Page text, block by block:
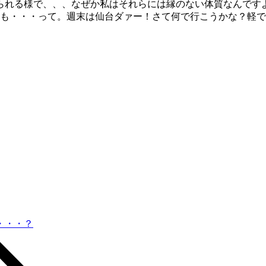
る様で、、、なぜか私はそれらには縁のない体質なんで
・・・って。週末は仙台ダァー！さて何で行こうかな？軽
・・？